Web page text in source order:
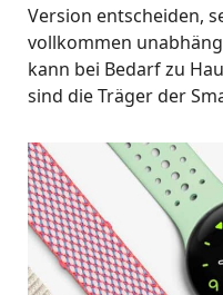
Version entscheiden,
vollkommen
kann bei Bedarf zu
sind die Träger der